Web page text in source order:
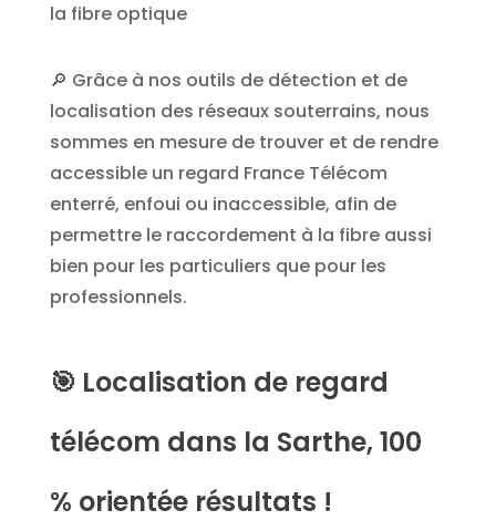
la fibre optique
🔎 Grâce à nos outils de détection et de
localisation des réseaux souterrains, nous
sommes en mesure de trouver et de rendre
accessible un regard France Télécom
enterré, enfoui ou inaccessible, afin de
permettre le raccordement à la fibre aussi
bien pour les particuliers que pour les
professionnels.
🎯 Localisation de regard
télécom dans la Sarthe, 100
% orientée résultats !